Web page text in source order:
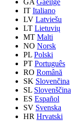
IT Italiano
LV Latviešu
LT Lietuvių
MT Malti
NO Norsk
PL Polski
PT Português
RO Română
SK Slovenčina
SL Slovenščina
ES Español
SV Svenska
HR Hrvatski